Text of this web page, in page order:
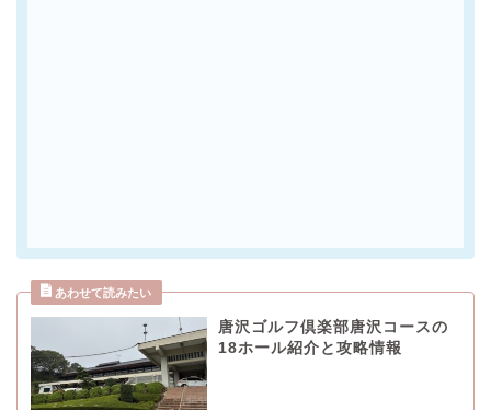
唐沢ゴルフ倶楽部唐沢コースの
18ホール紹介と攻略情報